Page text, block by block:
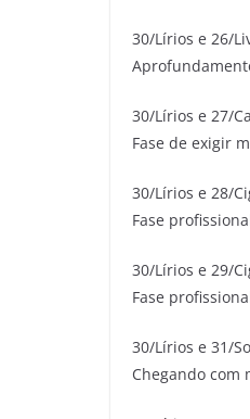
30/Lírios e 26/
30/Lírios e 27/
Fase de exigir
30/Lírios e 28/
Fase
30/Lírios e 29/
Fase
30/Lírios e 31/
Chegando com